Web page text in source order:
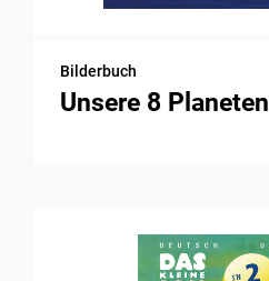
Bilderbuch
Unsere 8 Planeten